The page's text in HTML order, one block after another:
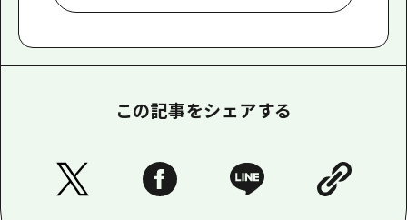
この記事をシェアする